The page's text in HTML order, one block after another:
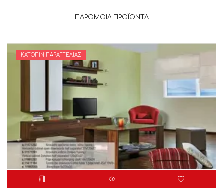
ΠΑΡΌΜΟΙΑ ΠΡΟΪΌΝΤΑ
ΚΑΤΌΠΙΝ ΠΑΡΑΓΓΕΛΊΑΣ